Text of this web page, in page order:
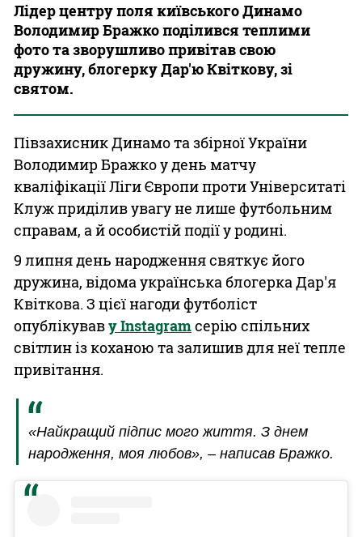
Лідер центру поля київського Динамо
Володимир Бражко поділився теплими
фото та зворушливо привітав свою
дружину, блогерку Дар'ю Квіткову, зі
святом.
Півзахисник Динамо та збірної України
Володимир Бражко у день матчу
кваліфікації Ліги Європи проти Університаті
Клуж приділив увагу не лише футбольним
справам, а й особистій події у родині.
9 липня день народження святкує його
дружина, відома українська блогерка Дар'я
Квіткова. З цієї нагоди футболіст
опублікуваву Instagramсерію спільних
світлин із коханою та залишив для неї тепле
привітання.
«Найкращий підпис мого життя. З днем
народження, моя любов», – написав Бражко.